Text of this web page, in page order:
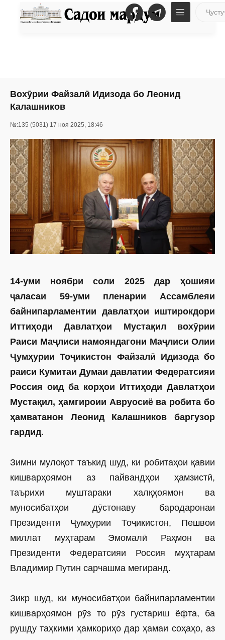
Вохӯрии Файзалӣ Идизода бо Леонид
Калашников
№:135 (5031) 17 ноя 2025, 18:46
14-уми ноябри соли 2025 дар ҳошияи
ҷаласаи 59-уми пленарии Ассамблеяи
байнипарламентии давлатҳои иштирокдори
Иттиҳоди Давлатҳои Мустақил вохӯрии
Раиси Маҷлиси намояндагони Маҷлиси Олии
Ҷумҳурии Тоҷикистон Файзалӣ Идизода бо
раиси Кумитаи Думаи давлатии Федератсияи
Россия оид ба корҳои Иттиҳоди Давлатҳои
Мустақил, ҳамгироии Авруосиё ва робита бо
ҳамватанон Леонид Калашников баргузор
гардид.
Зимни мулоқот таъкид шуд, ки робитаҳои қавии
кишварҳоямон аз пайвандҳои ҳамзистӣ,
таърихи муштараки халқҳоямон ва
муносибатҳои дӯстонаву бародаронаи
Президенти Ҷумҳурии Тоҷикистон, Пешвои
миллат муҳтарам Эмомалӣ Раҳмон ва
Президенти Федератсияи Россия муҳтарам
Владимир Путин сарчашма мегиранд.
Зикр шуд, ки муносибатҳои байнипарламентии
кишварҳоямон рӯз то рӯз густариш ёфта, ба
рушду таҳкими ҳамкориҳо дар ҳамаи соҳаҳо, аз